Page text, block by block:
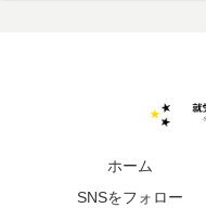
ホーム
SNSをフォロー